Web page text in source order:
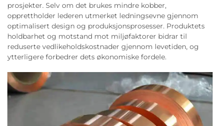
prosjekter. Selv om det brukes mindre kobber,
opprettholder lederen utmerket ledningsevne gjennom
optimalisert design og produksjonsprosesser. Produktets
holdbarhet og motstand mot miljøfaktorer bidrar til
reduserte vedlikeholdskostnader gjennom levetiden, og
ytterligere forbedrer dets økonomiske fordele.